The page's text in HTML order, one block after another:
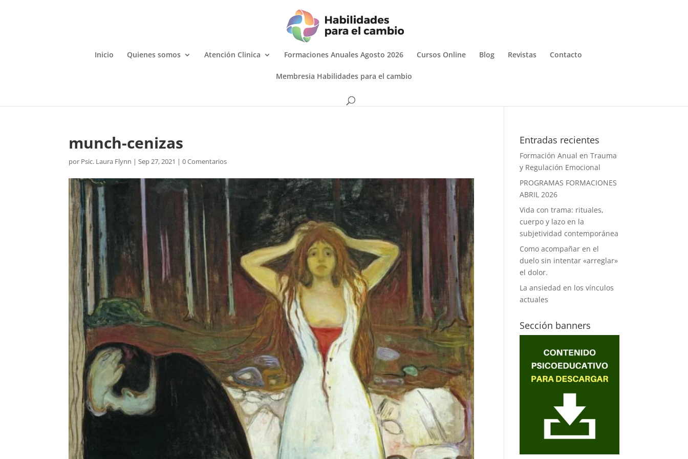
Inicio Quienes somos Atención Clinica Formaciones Anuales Agosto 2026 Cursos Online Blog Revistas Contacto
Membresia Habilidades para el cambio
munch-cenizas
por Psic. Laura Flynn |Sep 27, 2021 |0 Comentarios
Entradas recientes
Formación Anual en Trauma
y Regulación Emocional
PROGRAMAS FORMACIONES
ABRIL 2026
Vida con trama: rituales,
cuerpo y lazo en la
subjetividad contemporánea
Como acompañar en el
duelo sin intentar «arreglar»
el dolor.
La ansiedad en los vínculos
actuales
Sección banners